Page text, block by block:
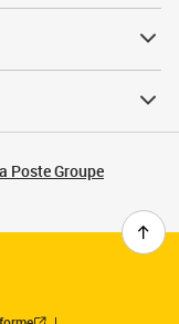
Poste Groupe